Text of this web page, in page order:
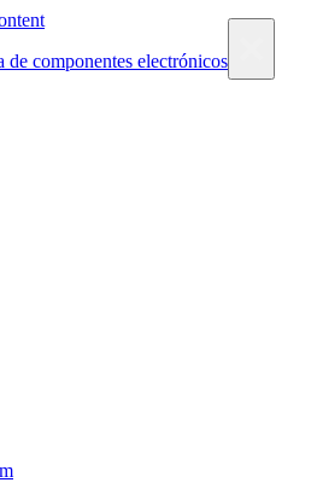
componentes electrónicos